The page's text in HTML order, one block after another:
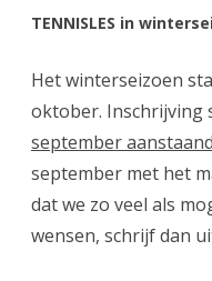
TENNISLES in
Het winterseizoen
oktober. Inschrijving
september
september met het
dat we zo veel als
wensen, schrijf dan